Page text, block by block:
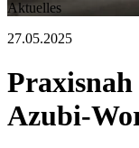
Aktuelles
27.05.2025
Azubi-